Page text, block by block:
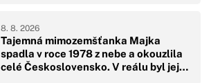
Tajemná mimozemšťanka Majka
spadla v roce 1978 z nebe a okouzlila
celé Československo. V reálu byl její
8. 8. 2026